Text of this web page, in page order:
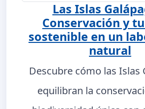
Las Islas
Conservación y
sostenible en un
natural
Descubre cómo las Islas
equilibran la